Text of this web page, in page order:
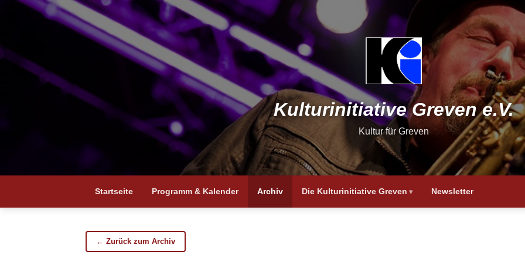
Kulturinitiative Greven e.V.
Kultur für Greven
Startseite Programm & Kalender Archiv Die Kulturinitiative Greven Newsletter
← Zurück zum Archiv